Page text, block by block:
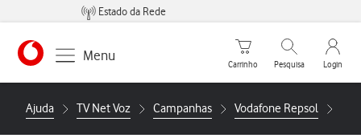
Estado da Rede
https://www.vodafone.pt
Menu
Carrinho de compras
Carrinho
Pesquisar
Pesquisa
My
Login
Ajuda TV Net Voz Campanhas Vodafone Repsol